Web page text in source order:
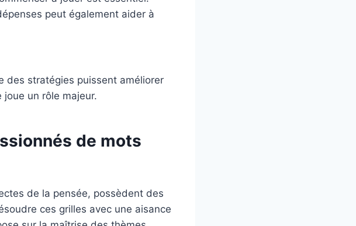
peut également aider à
des stratégies puissent améliorer
joue un rôle majeur.
de mots
de la pensée, possèdent des
ces grilles avec une aisance